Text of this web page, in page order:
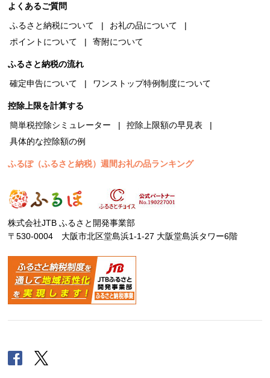
よくあるご質問
ふるさと納税について
お礼の品について
ポイントについて
寄附について
ふるさと納税の流れ
確定申告について
ワンストップ特例制度について
控除上限を計算する
簡単税控除シミュレーター
控除上限額の早見表
具体的な控除額の例
ふるぽ（ふるさと納税）週間お礼の品ランキング
株式会社JTB ふるさと開発事業部
〒530-0004 大阪市北区堂島浜1-1-27 大阪堂島浜タワー6階
Facebook